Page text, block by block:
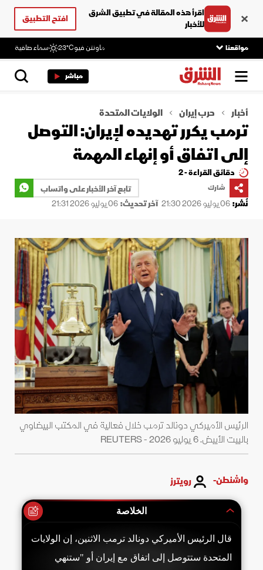
اقرأ هذه المقالة في تطبيق الشرق
للأخبار
افتح التطبيق
مواقعنا ماونتن فيو23°C سماء صافية
مباشر
أخبار حرب إيران الولايات المتحدة
ترمب يكرر تهديده لإيران: التوصل
إلى اتفاق أو إنهاء المهمة
دقائق القراءة - 2
شارك
تابع آخر الأخبار على واتساب
نُشر:06 يوليو 2026 21:30 آخر تحديث:06 يوليو 2026 21:31
الرئيس الأميركي دونالد ترمب خلال فعالية في المكتب البيضاوي
بالبيت الأبيض. 6 يوليو 2026 - REUTERS
واشنطن- رويترز
الخلاصة
قال الرئيس الأميركي دونالد ترمب الاثنين، إن الولايات
المتحدة ستتوصل إلى اتفاق مع إيران أو "ستنهي